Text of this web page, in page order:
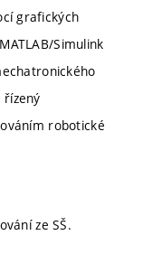
grafických
Simulink
robotické
ze SŠ.